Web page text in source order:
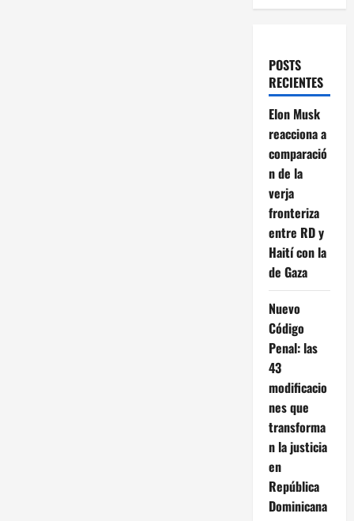
POSTS
RECIENTES
Elon Musk
reacciona a
comparació
n de la
verja
fronteriza
entre RD y
Haití con la
de Gaza
Nuevo
Código
Penal: las
43
modificacio
nes que
transforma
n la justicia
en
República
Dominicana